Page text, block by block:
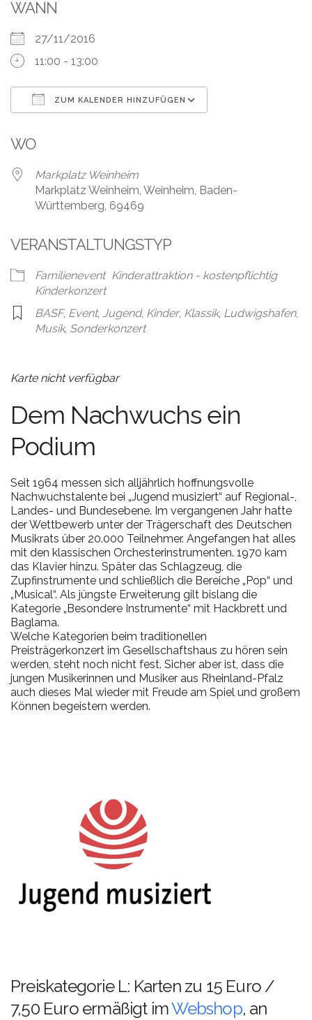
Über
Fotos,
Events
Referenzen
Blog
Jobs
Partner/Links
WANN
27/11/2016
11:00 - 13:00
ZUM KALENDER HINZUFÜGEN
WO
Markplatz Weinheim
Markplatz Weinheim, Weinheim, Baden-
Württemberg, 69469
VERANSTALTUNGSTYP
Familienevent Kinderattraktion - kostenpflichtig
Kinderkonzert
BASF, Event, Jugend, Kinder, Klassik, Ludwigshafen,
Musik, Sonderkonzert
Karte nicht verfügbar
Dem Nachwuchs ein
Podium
Seit 1964 messen sich alljährlich hoffnungsvolle
Nachwuchstalente bei „Jugend musiziert“ auf Regional-,
Landes- und Bundesebene. Im vergangenen Jahr hatte
der Wettbewerb unter der Trägerschaft des Deutschen
Musikrats über 20.000 Teilnehmer. Angefangen hat alles
mit den klassischen Orchesterinstrumenten. 1970 kam
das Klavier hinzu. Später das Schlagzeug, die
Zupfinstrumente und schließlich die Bereiche „Pop“ und
„Musical“. Als jüngste Erweiterung gilt bislang die
Kategorie „Besondere Instrumente“ mit Hackbrett und
Baglama.
Welche Kategorien beim traditionellen
Preisträgerkonzert im Gesellschaftshaus zu hören sein
werden, steht noch nicht fest. Sicher aber ist, dass die
jungen Musikerinnen und Musiker aus Rheinland-Pfalz
auch dieses Mal wieder mit Freude am Spiel und großem
Können begeistern werden.
Preiskategorie L: Karten zu 15 Euro /
7,50 Euro ermäßigt imWebshop, an